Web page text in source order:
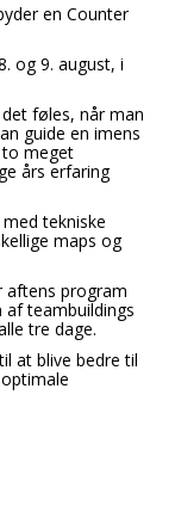
en Counter
og 9. august, i
føles, når man
guide en imens
to meget
års erfaring
tekniske
maps og
aftens program
teambuildings
tre dage.
at blive bedre til